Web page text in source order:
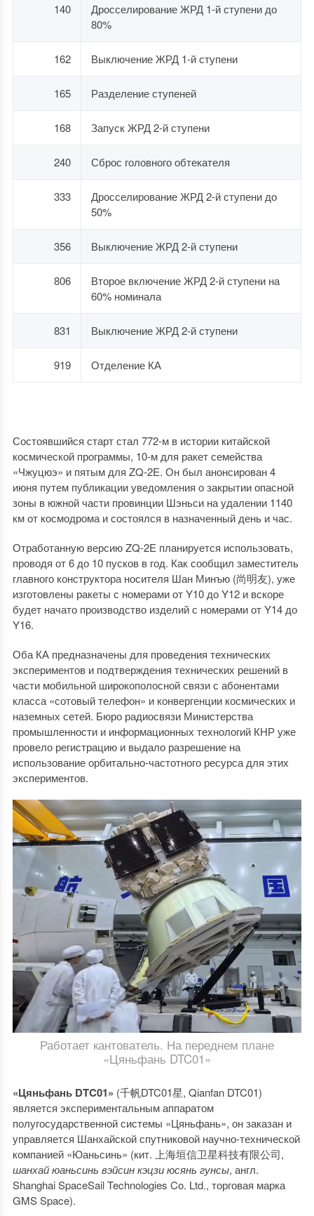
140
Дросселирование ЖРД 1-й ступени до
80%
162 Выключение ЖРД 1-й ступени
165 Разделение ступеней
168 Запуск ЖРД 2-й ступени
240 Сброс головного обтекателя
333
Дросселирование ЖРД 2-й ступени до
50%
356 Выключение ЖРД 2-й ступени
806
Второе включение ЖРД 2-й ступени на
60% номинала
831 Выключение ЖРД 2-й ступени
919 Отделение КА
Состоявшийся старт стал 772-м в истории китайской
космической программы, 10-м для ракет семейства
«Чжуцюэ» и пятым для ZQ-2E. Он был анонсирован 4
июня путем публикации уведомления о закрытии опасной
зоны в южной части провинции Шэньси на удалении 1140
км от космодрома и состоялся в назначенный день и час.
Отработанную версию ZQ-2E планируется использовать,
проводя от 6 до 10 пусков в год. Как сообщил заместитель
главного конструктора носителя Шан Минъю (尚明友), уже
изготовлены ракеты с номерами от Y10 до Y12 и вскоре
будет начато производство изделий с номерами от Y14 до
Y16.
Оба КА предназначены для проведения технических
экспериментов и подтверждения технических решений в
части мобильной широкополосной связи с абонентами
класса «сотовый телефон» и конвергенции космических и
наземных сетей. Бюро радиосвязи Министерства
промышленности и информационных технологий КНР уже
провело регистрацию и выдало разрешение на
использование орбитально-частотного ресурса для этих
экспериментов.
Работает кантователь. На переднем плане
«Цяньфань DTC01»
«Цяньфань DTC01» (千帆DTC01星, Qianfan DTC01)
является экспериментальным аппаратом
полугосударственной системы «Цяньфань», он заказан и
управляется Шанхайской спутниковой научно-технической
компанией «Юаньсинь» (кит. 上海垣信卫星科技有限公司,
шанхай юаньсинь вэйсин кэцзи юсянь гунсы, англ.
Shanghai SpaceSail Technologies Co. Ltd., торговая марка
GMS Space).